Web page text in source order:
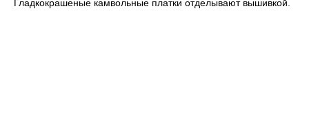
Гладкокрашеные камвольные платки отделывают вышивкой.